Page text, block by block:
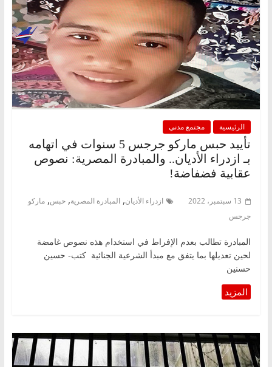
الرئيسية مجتمع مدني
تأييد حبس ماركو جرجس 5 سنوات في اتهامه
بـ ازدراء الأديان.. والمبادرة المصرية: نصوص
عقابية فضفاضة!
13 سبتمبر، 2022 ازدراء الأديان, المبادرة المصرية, حبس, ماركو
جرجس
المبادرة تطالب بعدم الإفراط في استخدام هذه نصوص غامضة
لحين تعديلها بما يتفق مع مبدأ الشرعية الجنائية كتب- حسين
حسنين